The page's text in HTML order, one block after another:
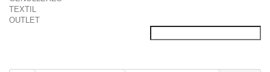
TEXTIL
OUTLET